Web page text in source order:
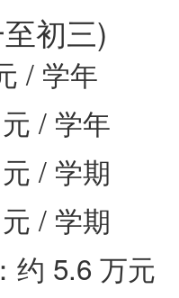
初三)
/ 学年
/ 学年
/ 学期
/ 学期
约 5.6 万元